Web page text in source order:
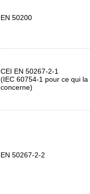
EN 50200
CEI EN 50267-2-1
(IEC 60754-1 pour ce qui la
concerne)
EN 50267-2-2